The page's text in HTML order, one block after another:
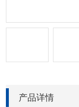
产品详情